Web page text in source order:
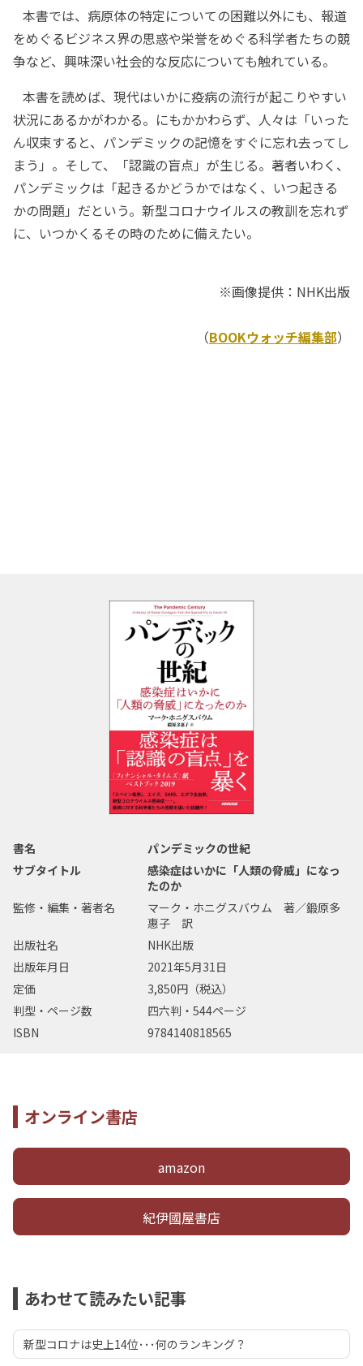
本書では、病原体の特定についての困難以外にも、報道
をめぐるビジネス界の思惑や栄誉をめぐる科学者たちの競
争など、興味深い社会的な反応についても触れている。
本書を読めば、現代はいかに疫病の流行が起こりやすい
状況にあるかがわかる。にもかかわらず、人々は「いった
ん収束すると、パンデミックの記憶をすぐに忘れ去ってし
まう」。そして、「認識の盲点」が生じる。著者いわく、
パンデミックは「起きるかどうかではなく、いつ起きる
かの問題」だという。新型コロナウイルスの教訓を忘れず
に、いつかくるその時のために備えたい。
※画像提供：NHK出版
（BOOKウォッチ編集部）
書名
パンデミックの世紀
サブタイトル
感染症はいかに「人類の脅威」になっ
たのか
監修・編集・著者名
マーク・ホニグスバウム 著／鍛原多
惠子 訳
出版社名
NHK出版
出版年月日
2021年5月31日
定価
3,850円（税込）
判型・ページ数
四六判・544ページ
ISBN
9784140818565
オンライン書店
amazon
紀伊國屋書店
あわせて読みたい記事
新型コロナは史上14位･･･何のランキング？